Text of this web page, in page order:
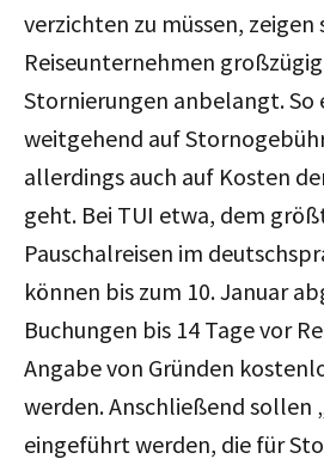
verzichten zu müssen,
Reiseunternehmen
Stornierungen anbelangt. So
weitgehend auf
allerdings auch auf Kosten
geht. Bei TUI etwa, dem
Pauschalreisen im
können bis zum 10. Januar
Buchungen bis 14 Tage vor
Angabe von Gründen
werden. Anschließend sollen
eingeführt werden, die für